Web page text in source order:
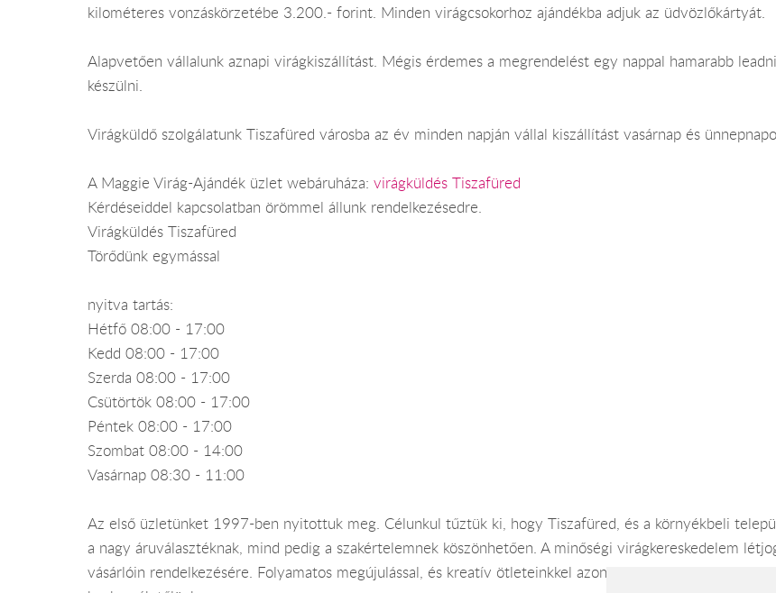
kilométeres vonzáskörzetébe 3.200.- forint. Minden virágcsokorhoz ajándékba adjuk az üdvözlőkártyát.
Alapvetően vállalunk aznapi virágkiszállítást. Mégis érdemes a megrendelést egy nappal hamarabb
készülni.
Virágküldő szolgálatunk Tiszafüred városba az év minden napján vállal kiszállítást vasárnap és
A Maggie Virág-Ajándék üzlet webáruháza: virágküldés Tiszafüred
Kérdéseiddel kapcsolatban örömmel állunk rendelkezésedre.
Virágküldés Tiszafüred
Törődünk egymással
nyitva tartás:
Hétfő 08:00 - 17:00
Kedd 08:00 - 17:00
Szerda 08:00 - 17:00
Csütörtök 08:00 - 17:00
Péntek 08:00 - 17:00
Szombat 08:00 - 14:00
Vasárnap 08:30 - 11:00
Az első üzletünket 1997-ben nyitottuk meg. Célunkul tűztük ki, hogy Tiszafüred, és a környékbeli
a nagy áruválasztéknak, mind pedig a szakértelemnek köszönhetően. A minőségi virágkereskedelem
vásárlóin rendelkezésére. Folyamatos megújulással, és kreatív ötleteinkkel azon dolgozunk, hogy